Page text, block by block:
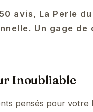
avis, La Perle
Un gage de
Inoubliable
pensés pour votre